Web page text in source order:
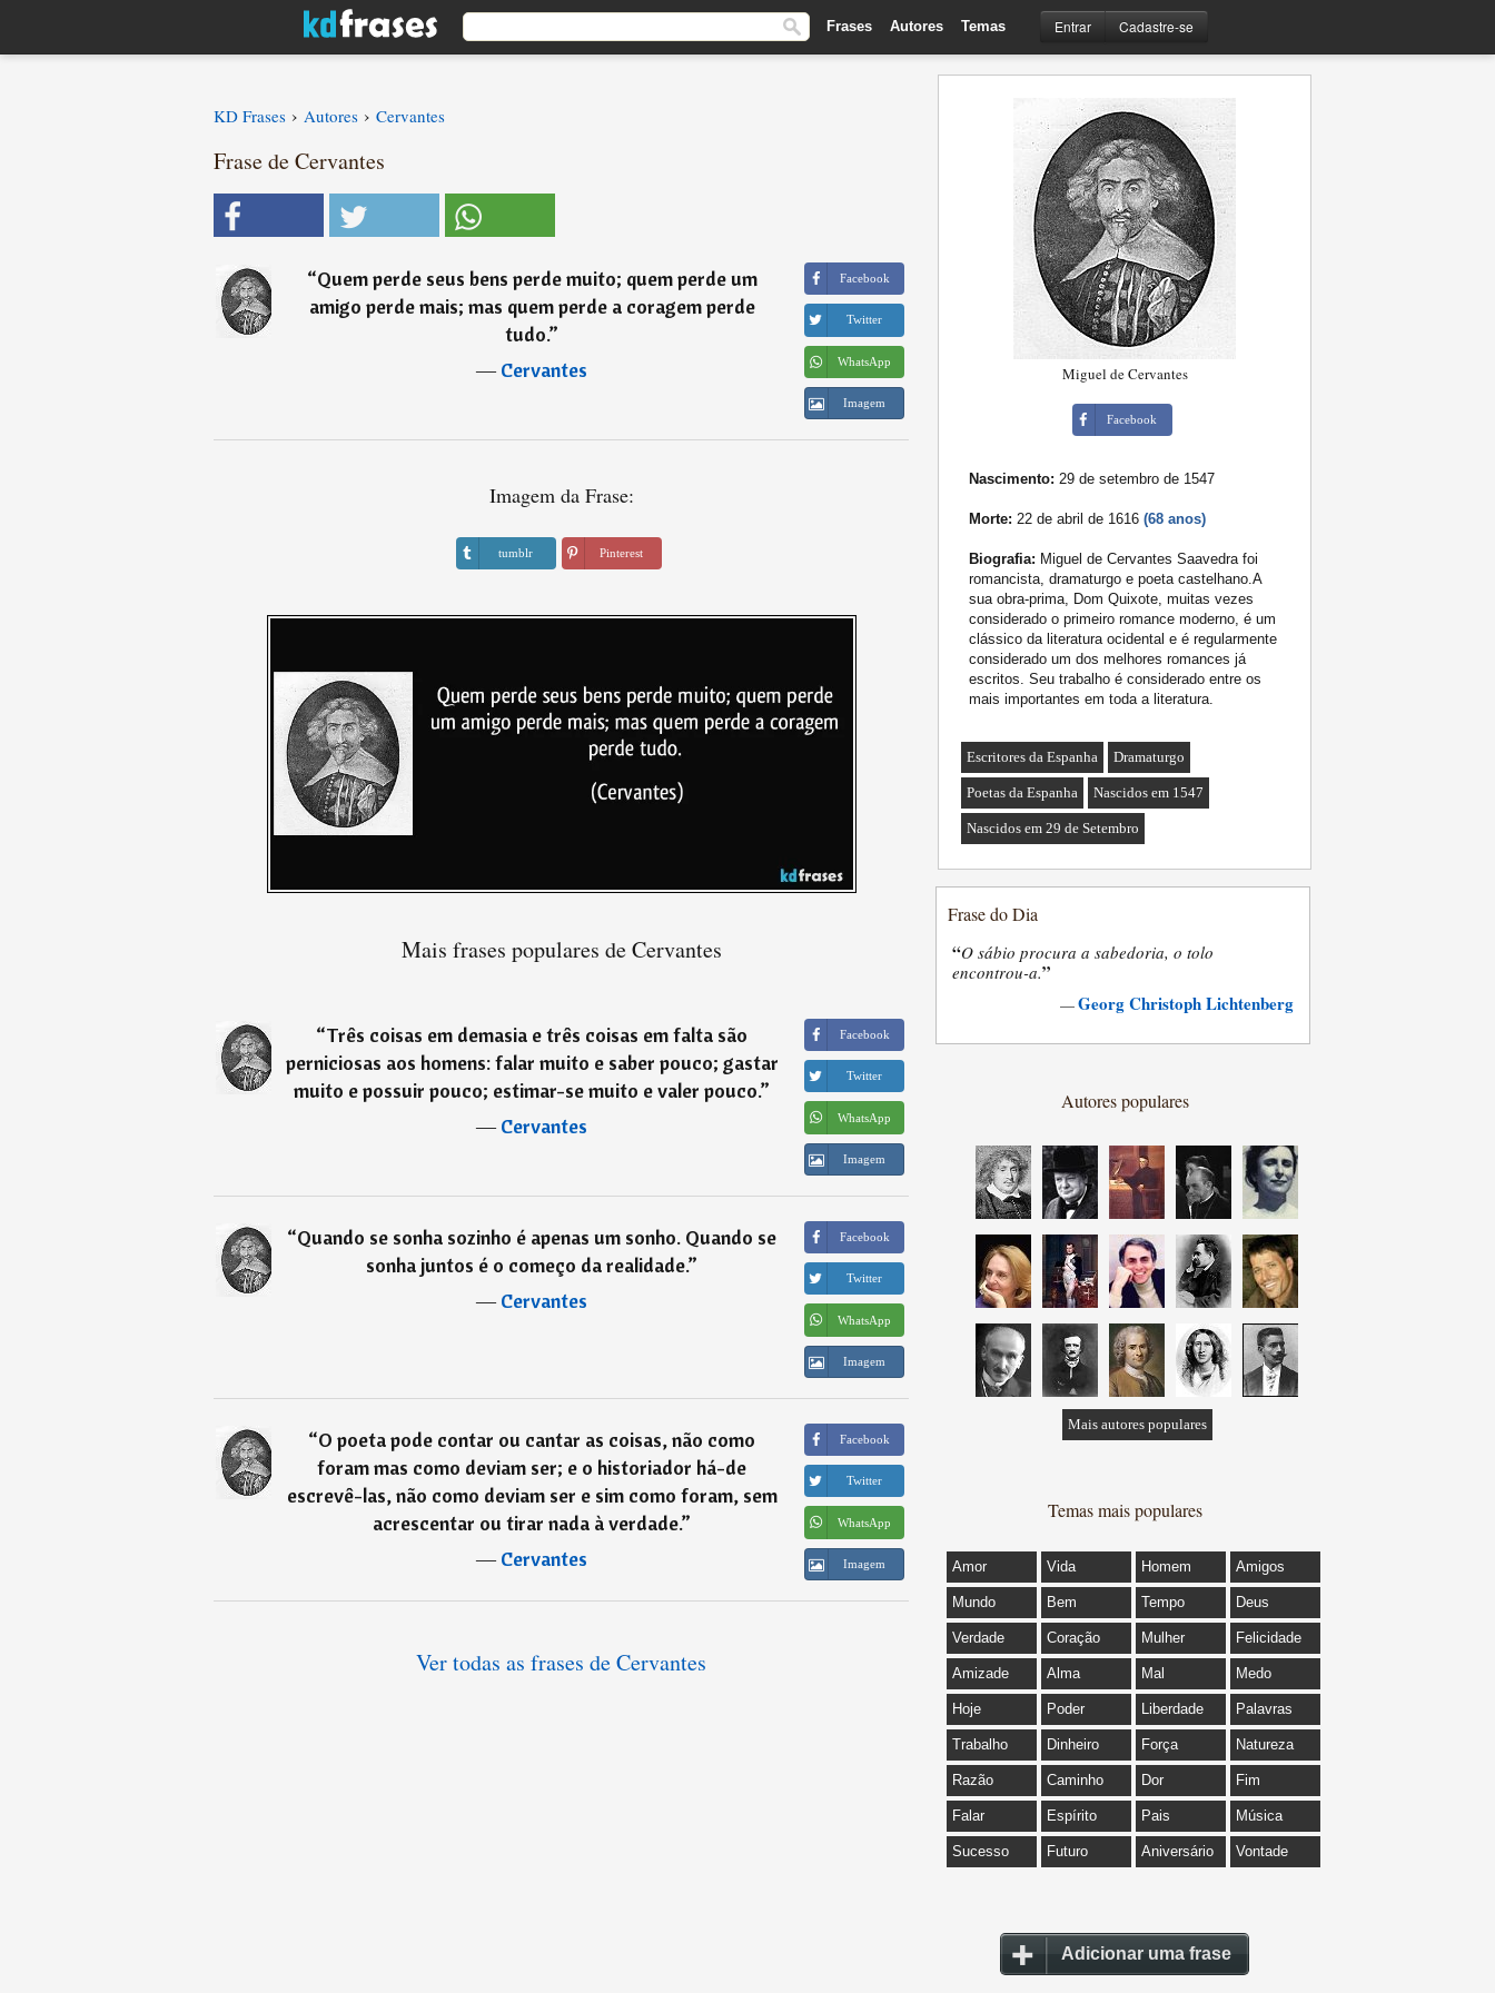
Frases Autores Temas Entrar Cadastre-se
KD Frases › Autores › Cervantes
Frase de Cervantes
“Quem perde seus bens perde muito; quem perde um
amigo perde mais; mas quem perde a coragem perde
tudo.”
―Cervantes
Facebook
Twitter
WhatsApp
Imagem
Imagem da Frase:
tumblr Pinterest
Mais frases populares de Cervantes
“Três coisas em demasia e três coisas em falta são
perniciosas aos homens: falar muito e saber pouco; gastar
muito e possuir pouco; estimar-se muito e valer pouco.”
―Cervantes
Facebook
Twitter
WhatsApp
Imagem
“Quando se sonha sozinho é apenas um sonho. Quando se
sonha juntos é o começo da realidade.”
―Cervantes
Facebook
Twitter
WhatsApp
Imagem
“O poeta pode contar ou cantar as coisas, não como
foram mas como deviam ser; e o historiador há-de
escrevê-las, não como deviam ser e sim como foram, sem
acrescentar ou tirar nada à verdade.”
―Cervantes
Facebook
Twitter
WhatsApp
Imagem
Ver todas as frases de Cervantes
Miguel de Cervantes
Facebook
Nascimento: 29 de setembro de 1547
Morte: 22 de abril de 1616 (68 anos)
Biografia: Miguel de Cervantes Saavedra foi
romancista, dramaturgo e poeta castelhano.A
sua obra-prima, Dom Quixote, muitas vezes
considerado o primeiro romance moderno, é um
clássico da literatura ocidental e é regularmente
considerado um dos melhores romances já
escritos. Seu trabalho é considerado entre os
mais importantes em toda a literatura.
Escritores da Espanha Dramaturgo
Poetas da Espanha Nascidos em 1547
Nascidos em 29 de Setembro
Frase do Dia
“O sábio procura a sabedoria, o tolo
encontrou-a.”
—Georg Christoph Lichtenberg
Autores populares
Mais autores populares
Temas mais populares
Amor Vida Homem Amigos
Mundo Bem Tempo Deus
Verdade Coração Mulher Felicidade
Amizade Alma Mal Medo
Hoje Poder Liberdade Palavras
Trabalho Dinheiro Força Natureza
Razão Caminho Dor Fim
Falar Espírito Pais Música
Sucesso Futuro Aniversário Vontade
Adicionar uma frase